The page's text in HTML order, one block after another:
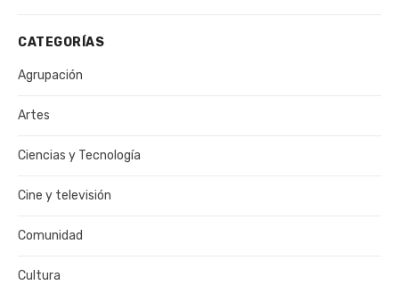
CATEGORÍAS
Agrupación
Artes
Ciencias y Tecnología
Cine y televisión
Comunidad
Cultura